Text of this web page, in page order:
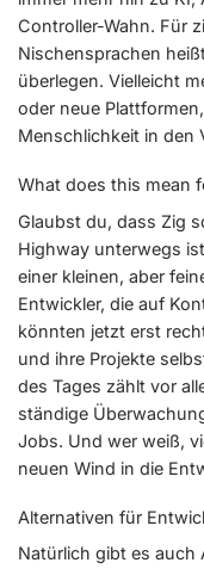
Controller-Wahn. Für
Nischensprachen
überlegen. Vielleicht
oder neue
Menschlichkeit in den
What does this mean
Glaubst du, dass Zig
Highway unterwegs
einer kleinen, aber
Entwickler, die auf
könnten jetzt erst
und ihre Projekte
des Tages zählt vor
ständige
Jobs. Und wer weiß,
neuen Wind in die
Alternativen für
Natürlich gibt es auch